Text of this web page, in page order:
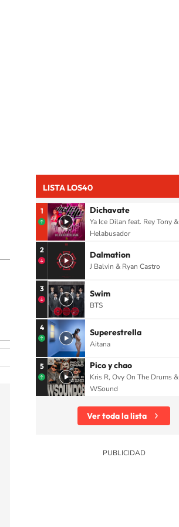
LISTA LOS40
1 Dichavate
Ya Ice Dilan feat. Rey Tony &
Helabusador
2 Dalmation
J Balvin & Ryan Castro
3 Swim
BTS
4 Superestrella
Aitana
5 Pico y chao
Kris R, Ovy On The Drums &
WSound
Ver toda la lista